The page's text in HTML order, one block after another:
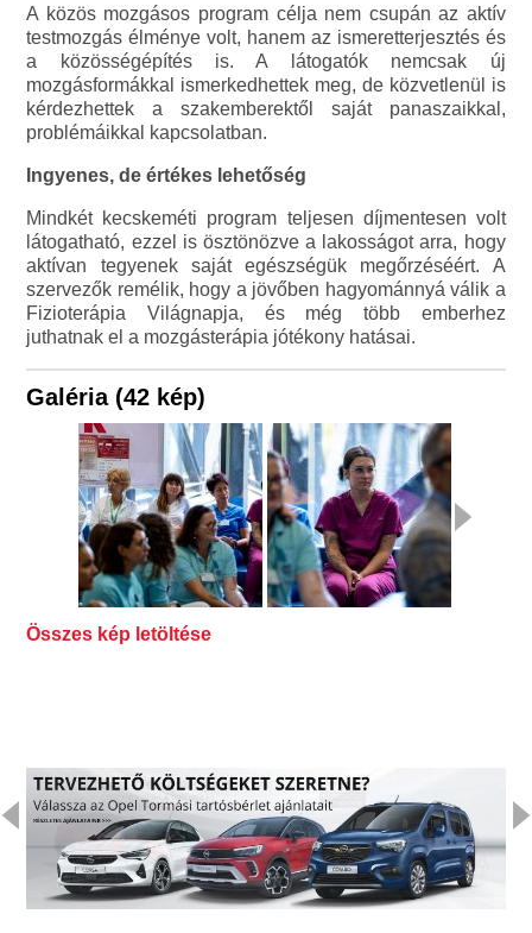
A közös mozgásos program célja nem csupán az aktív
testmozgás élménye volt, hanem az ismeretterjesztés és
a közösségépítés is. A látogatók nemcsak új
mozgásformákkal ismerkedhettek meg, de közvetlenül is
kérdezhettek a szakemberektől saját panaszaikkal,
problémáikkal kapcsolatban.
Ingyenes, de értékes lehetőség
Mindkét kecskeméti program teljesen díjmentesen volt
látogatható, ezzel is ösztönözve a lakosságot arra, hogy
aktívan tegyenek saját egészségük megőrzéséért. A
szervezők remélik, hogy a jövőben hagyománnyá válik a
Fizioterápia Világnapja, és még több emberhez
juthatnak el a mozgásterápia jótékony hatásai.
Galéria (42 kép)
Összes kép letöltése